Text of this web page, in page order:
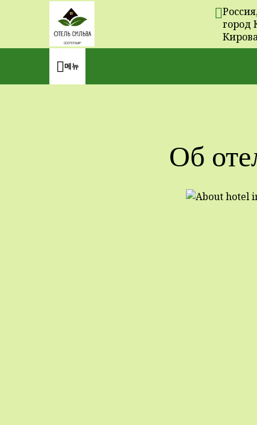
город
메뉴
Об